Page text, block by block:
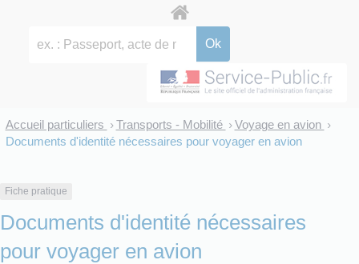
Accueil particuliers > Transports - Mobilité > Voyage en avion >
Documents d'identité nécessaires pour voyager en avion
Fiche pratique
Documents d'identité nécessaires
pour voyager en avion